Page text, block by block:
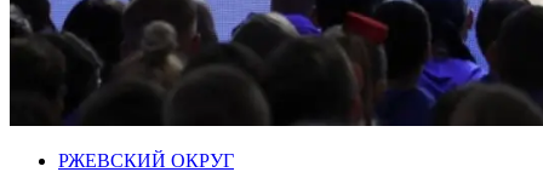
РЖЕВСКИЙ ОКРУГ